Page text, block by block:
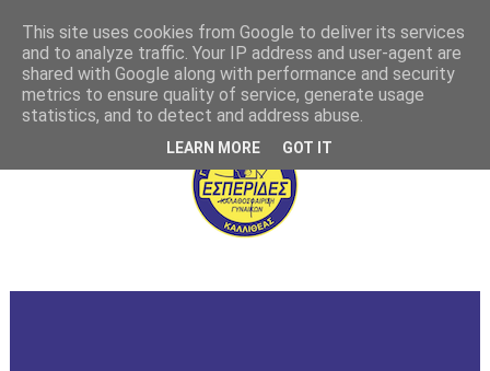
This site uses cookies from Google to deliver its services
and to analyze traffic. Your IP address and user-agent are
shared with Google along with performance and security
metrics to ensure quality of service, generate usage
statistics, and to detect and address abuse.
LEARN MORE GOT IT